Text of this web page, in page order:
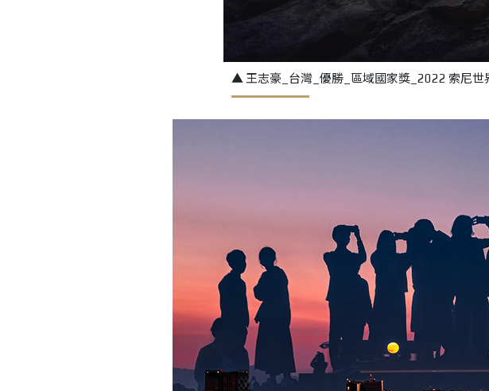
▲ 王志豪_台灣_優勝_區域國家獎_2022 索尼世